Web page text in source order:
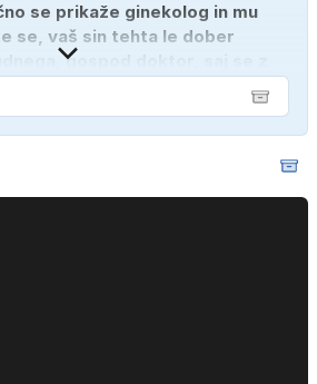
se prikaže ginekolog in mu
se, vaš sin tehta le dober
gospod doktor, saj se z
tri mesece."